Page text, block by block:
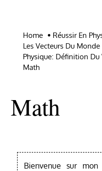
Home
Réussir En
Les Vecteurs Du
Physique: Définition Du
Math
Math
Bienvenue sur